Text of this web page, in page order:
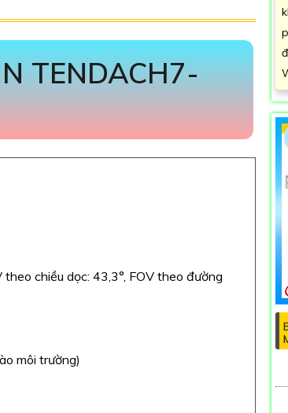
TENDACH7-
theo chiều dọc: 43,3°, FOV theo đường
môi trường)